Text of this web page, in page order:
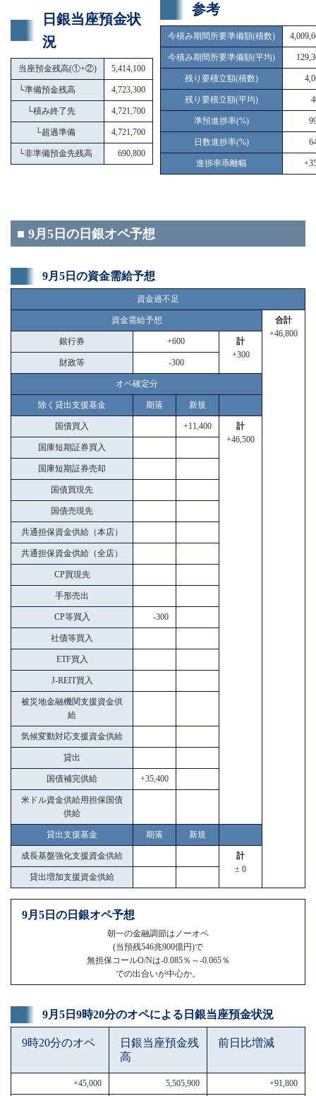
日銀当座預金状
況
当座預金残高(①+②) 5,414,100
└準備預金残高 4,723,300
└積み終了先 4,721,700
└超過準備 4,721,700
└非準備預金先残高 690,800
参考
今積み期間所要準備額(積数)
今積み期間所要準備額(平均)
残り要積立額(積数)
残り要積立額(平均)
準預進捗率(%)
日数進捗率(%)
進捗率乖離幅
■ 9月5日の日銀オペ予想
9月5日の資金需給予想
資金過不足
資金需給予想
合計
+46,800
銀行券 +600
計
+300
財政等 -300
オペ確定分
除く貸出支援基金 期落 新規
国債買入 +11,400
計
+46,500
国庫短期証券買入
国庫短期証券売却
国債買現先
国債売現先
共通担保資金供給（本店）
共通担保資金供給（全店）
CP買現先
手形売出
CP等買入 -300
社債等買入
ETF買入
J-REIT買入
被災地金融機関支援資金供
給
気候変動対応支援資金供給
貸出
国債補完供給 +35,400
米ドル資金供給用担保国債
供給
貸出支援基金 期落 新規
成長基盤強化支援資金供給
計
± 0
貸出増加支援資金供給
9月5日の日銀オペ予想
朝一の金融調節はノーオペ
(当預残546兆900億円)で
無担保コールO/Nは-0.085％～-0.065％
での出合いが中心か。
9月5日9時20分のオペによる日銀当座預金状況
9時20分のオペ
日銀当座預金残
高
前日比増減
+45,000 5,505,900 +91,800